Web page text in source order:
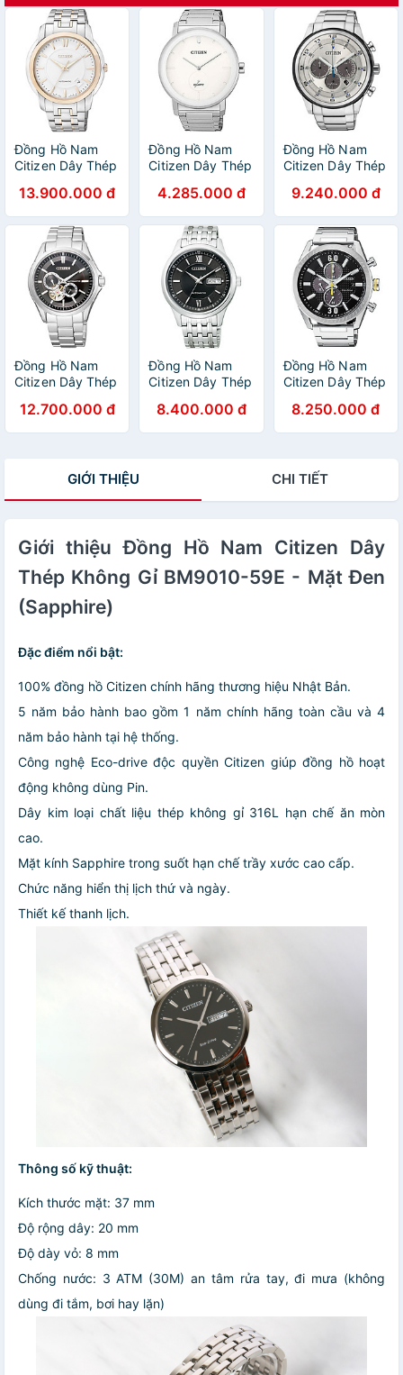
Đồng Hồ Nam
Citizen Dây Thép
NB0024-54A -
Mặt Trắng
(Sapphire)
13.900.000 đ
Đồng Hồ Nam
Citizen Dây Thép
BE9180-52A -
Mặt Trắng
4.285.000 đ
Đồng Hồ Nam
Citizen Dây Thép
CA4034-50A -
Mặt Trắng
9.240.000 đ
Đồng Hồ Nam
Citizen Dây Thép
NP1010-51E -
Mặt Đen
12.700.000 đ
Đồng Hồ Nam
Citizen Dây Thép
NY4051-51E -
Mặt Đen
8.400.000 đ
Đồng Hồ Nam
Citizen Dây Thép
CA0666-82E -
Mặt Đen
8.250.000 đ
GIỚI THIỆU CHI TIẾT
Giới thiệu Đồng Hồ Nam Citizen Dây
Thép Không Gỉ BM9010-59E - Mặt Đen
(Sapphire)
Đặc điểm nổi bật:
100% đồng hồ Citizen chính hãng thương hiệu Nhật Bản.
5 năm bảo hành bao gồm 1 năm chính hãng toàn cầu và 4
năm bảo hành tại hệ thống.
Công nghệ Eco-drive độc quyền Citizen giúp đồng hồ hoạt
động không dùng Pin.
Dây kim loại chất liệu thép không gỉ 316L hạn chế ăn mòn
cao.
Mặt kính Sapphire trong suốt hạn chế trầy xước cao cấp.
Chức năng hiển thị lịch thứ và ngày.
Thiết kế thanh lịch.
Thông số kỹ thuật:
Kích thước mặt: 37 mm
Độ rộng dây: 20 mm
Độ dày vỏ: 8 mm
Chống nước: 3 ATM (30M) an tâm rửa tay, đi mưa (không
dùng đi tắm, bơi hay lặn)